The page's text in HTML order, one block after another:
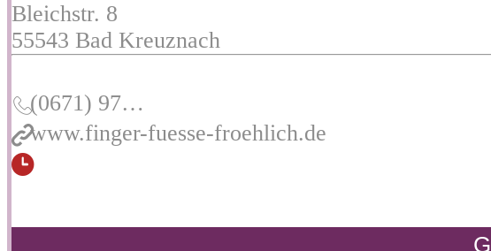
Bleichstr. 8
55543 Bad Kreuznach
(0671) 97…
www.finger-fuesse-froehlich.de